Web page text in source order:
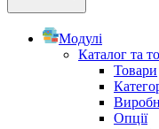
Модулі
Каталог та
Товари
Опції